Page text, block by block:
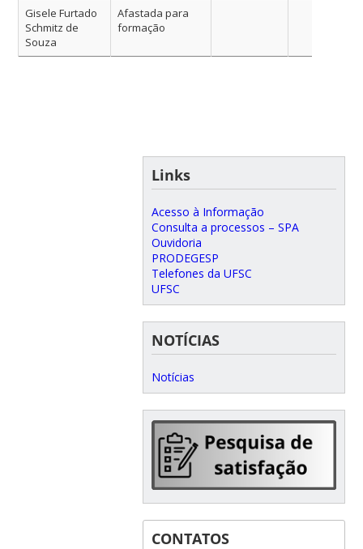
Gisele Furtado
Schmitz de
Souza
Afastada para
formação
Links
Acesso à Informação
Consulta a processos – SPA
Ouvidoria
PRODEGESP
Telefones da UFSC
UFSC
NOTÍCIAS
Notícias
CONTATOS